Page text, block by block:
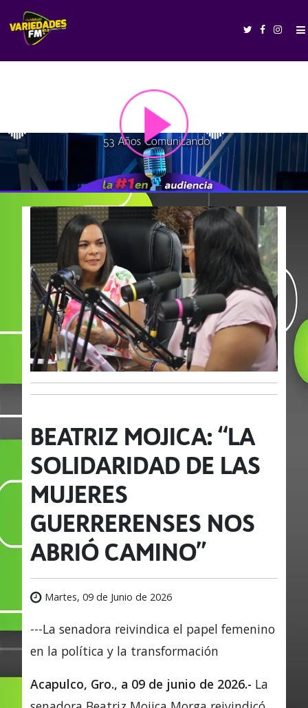
BEATRIZ MOJICA: “LA
SOLIDARIDAD DE LAS
MUJERES
GUERRERENSES NOS
ABRIÓ CAMINO”
Martes, 09 de Junio de 2026
---La senadora reivindica el papel femenino
en la política y la transformación
Acapulco, Gro., a 09 de junio de 2026.- La